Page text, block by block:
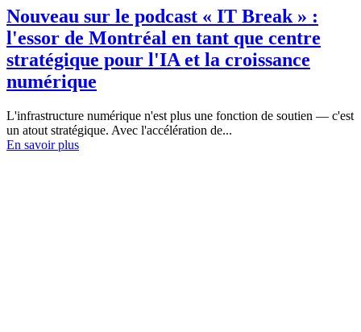
Nouveau sur le podcast « IT Break » :
l'essor de Montréal en tant que centre
stratégique pour l'IA et la croissance
numérique
L'infrastructure numérique n'est plus une fonction de soutien — c'est
un atout stratégique. Avec l'accélération de...
En savoir plus